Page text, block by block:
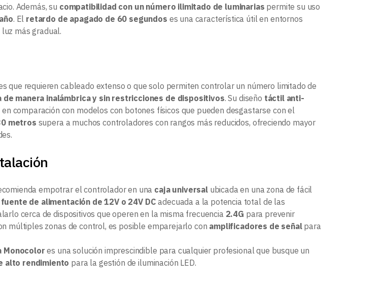
Además, su compatibilidad con un número ilimitado de luminarias permite su uso
. El retardo de apagado de 60 segundos es una característica útil en entornos
más gradual.
que requieren cableado extenso o que solo permiten controlar un número limitado de
de manera inalámbrica y sin restricciones de dispositivos. Su diseño táctil anti-
comparación con modelos con botones físicos que pueden desgastarse con el
metros supera a muchos controladores con rangos más reducidos, ofreciendo mayor
empotrar el controlador en una caja universalubicada en una zona de fácil
fuente de alimentación de 12V o 24V DC adecuada a la potencia total de las
cerca de dispositivos que operen en la misma frecuencia 2.4G para prevenir
múltiples zonas de control, es posible emparejarlo con amplificadores de señalpara
Monocolores una solución imprescindible para cualquier profesional que busque un
alto rendimiento para la gestión de iluminación LED.